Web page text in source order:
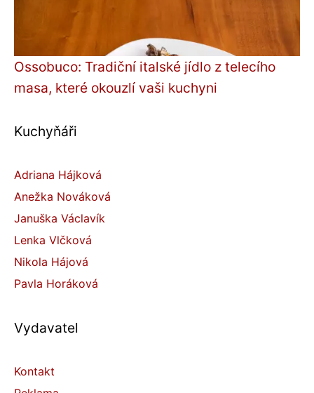
Ossobuco: Tradiční italské jídlo z telecího
masa, které okouzlí vaši kuchyni
Kuchyňáři
Adriana Hájková
Anežka Nováková
Januška Václavík
Lenka Vlčková
Nikola Hájová
Pavla Horáková
Vydavatel
Kontakt